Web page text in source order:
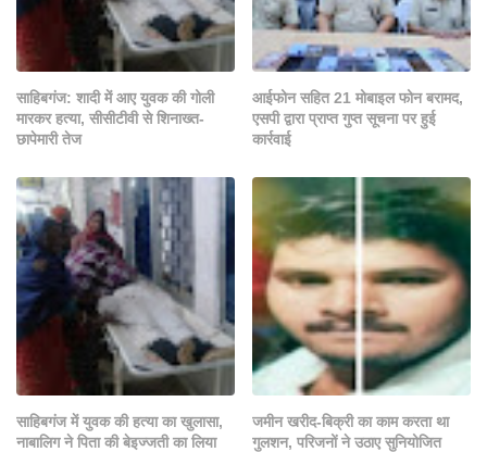
साहिबगंज: शादी में आए युवक की गोली
मारकर हत्या, सीसीटीवी से शिनाख्त-
छापेमारी तेज
आईफोन सहित 21 मोबाइल फोन बरामद,
एसपी द्वारा प्राप्त गुप्त सूचना पर हुई
कार्रवाई
साहिबगंज में युवक की हत्या का खुलासा,
नाबालिग ने पिता की बेइज्जती का लिया
जमीन खरीद-बिक्री का काम करता था
गुलशन, परिजनों ने उठाए सुनियोजित